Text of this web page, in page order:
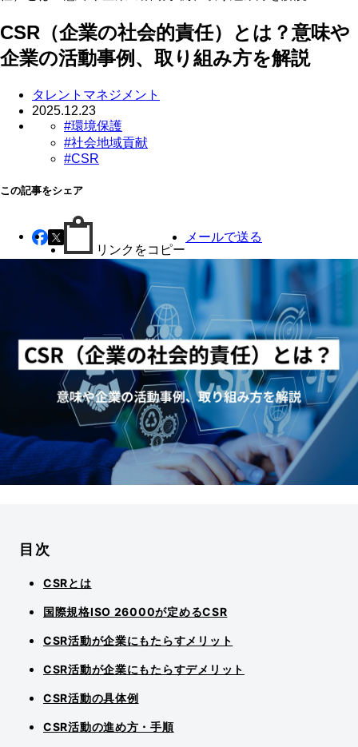
CSR（企業の社会的責任）とは？意味や
企業の活動事例、取り組み方を解説
タレントマネジメント
2025.12.23
#環境保護
#社会地域貢献
#CSR
この記事をシェア
リンクをコピー
メールで送る
目次
CSRとは
国際規格ISO 26000が定めるCSR
CSR活動が企業にもたらすメリット
CSR活動が企業にもたらすデメリット
CSR活動の具体例
CSR活動の進め方・手順